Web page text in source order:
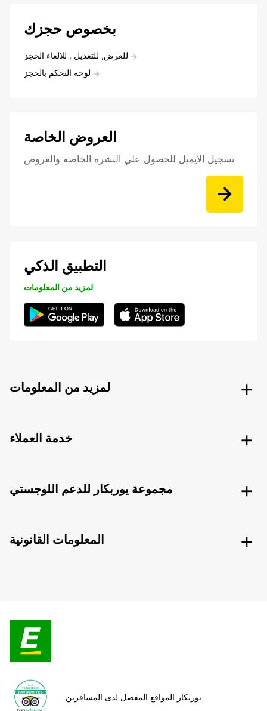
بخصوص حجزك
للعرض, للتعديل , للالغاء الحجز
لوحه التحكم بالحجز
العروض الخاصة
تسجيل الايميل للحصول علي النشرة الخاصه والعروض
التطبيق الذكي
لمزيد من المعلومات
لمزيد من المعلومات
خدمة العملاء
مجموعة يوربكار للدعم اللوجستي
المعلومات القانونية
يوربكار المواقع المفضل لدى المسافرين